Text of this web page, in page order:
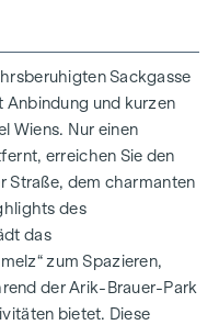
Sackgasse
Anbindung und kurzen
Wiens. Nur einen
erreichen Sie den
Straße, dem charmanten
des
das
zum Spazieren,
der Arik-Brauer-Park
bietet. Diese